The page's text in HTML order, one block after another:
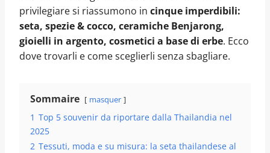
privilegiare si riassumono in cinque imperdibili:
seta, spezie & cocco, ceramiche Benjarong,
gioielli in argento, cosmetici a base di erbe. Ecco
dove trovarli e come sceglierli senza sbagliare.
Sommaire masquer
1 Top 5 souvenir da riportare dalla Thailandia nel
2025
2 Tessuti, moda e su misura: la seta thailandese al